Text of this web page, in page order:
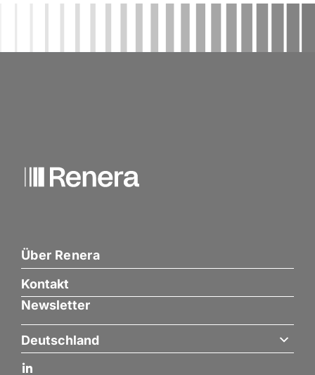
Über Renera
Deutschland
Kontakt
Newsletter